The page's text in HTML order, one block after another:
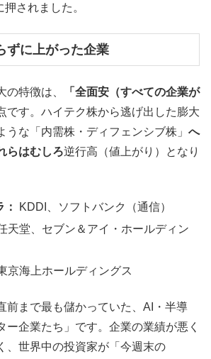
されました。
ずに上がった企業
特徴は、
「全面安（すべての企業が
です。ハイテク株から逃げ出した膨大
うな「内需株・ディフェンシブ株」 へ
らはむしろ逆行高（値上がり）となり
KDDI、ソフトバンク（通信）
天堂、セブン＆アイ・ホールディン
京海上ホールディングス
まで最も儲かっていた、AI・半導
ー企業たち」です。企業の業績が悪く
、世界中の投資家が「今週末の